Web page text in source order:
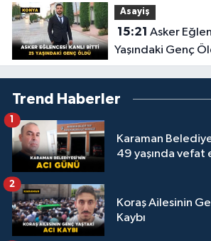
Asayiş
15:21
Yaşındaki Genç
Trend Haberler
Karaman
49 yaşında vefat
1
Koraş Ailesinin
Kaybı
2